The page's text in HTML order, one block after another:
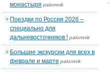
монастыря palomnik
Поездки по России 2026 –
специально для
дальневосточников ! palomnik
Большие экскурсии для всех в
феврале и марте palomnik